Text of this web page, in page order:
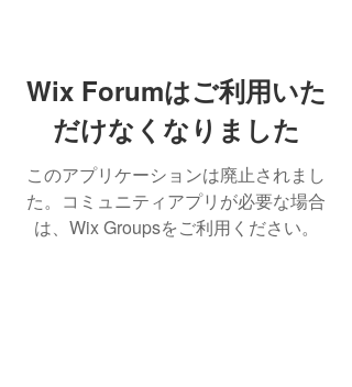
Wix Forumはご利用いた
だけなくなりました
このアプリケーションは廃止されまし
た。コミュニティアプリが必要な場合
は、Wix Groupsをご利用ください。